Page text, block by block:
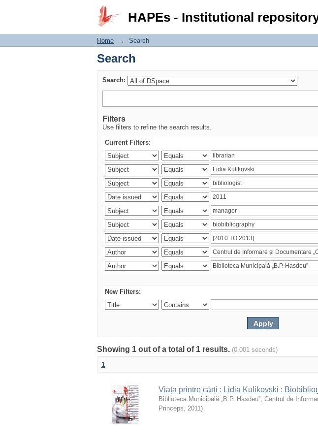
HAPEs - Institutional
Search
Home → Search
Search
Search:
Filters
Use filters to refine the search results.
Current Filters:
New Filters:
Showing 1 out of a total of 1 results. (0.001 seconds)
1
Viața printre cărți : Lidia Kulikovski :
Biblioteca Municipală „B.P. Hasdeu”; Centrul de
Princeps, 2011)